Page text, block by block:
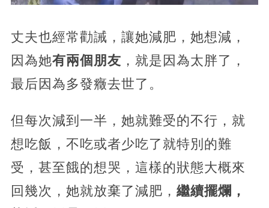
丈夫也經常勸誡，讓她減肥，她想減，
因為她有兩個朋友 ，就是因為太胖了，
最后因為多發癥去世了。
但每次減到一半，她就難受的不行，就
想吃飯，不吃或者少吃了就特別的難
受，甚至餓的想哭，這樣的狀態大概來
回幾次，她就放棄了減肥， 繼續擺爛，